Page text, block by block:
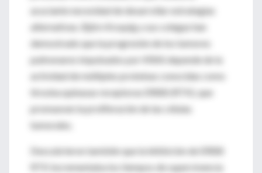
acuciante necesidad de desarrollar estrategias
alternativas. Björn Kruspig y sus colegas han
demostrado que la progresión de los tumores
pulmonares impulsados por KRAS depende de la
actividad de múltiples proteínas conocidas como
tirosina quinasas receptoras ERBB (RTK), que
promueven la proliferación de las células
tumorales.
Descubrieron también que la inhibición de ERBB
RTK incrementaba los tiempos de supervivencia